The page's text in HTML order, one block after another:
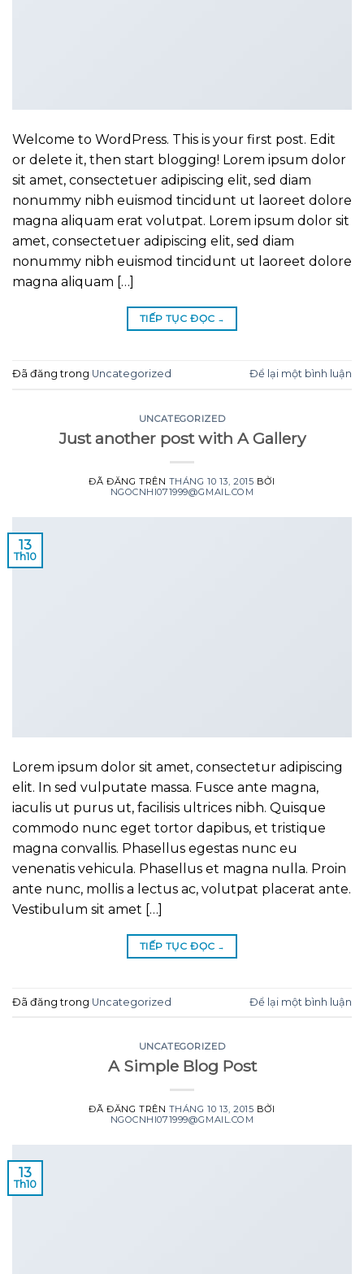
Welcome to WordPress. This is your first post. Edit
or delete it, then start blogging! Lorem ipsum dolor
sit amet, consectetuer adipiscing elit, sed diam
nonummy nibh euismod tincidunt ut laoreet dolore
magna aliquam erat volutpat. Lorem ipsum dolor sit
amet, consectetuer adipiscing elit, sed diam
nonummy nibh euismod tincidunt ut laoreet dolore
magna aliquam […]
TIẾP TỤC ĐỌC →
Đã đăng trong Uncategorized Để lại một bình luận
UNCATEGORIZED
Just another post with A Gallery
ĐÃ ĐĂNG TRÊN THÁNG 10 13, 2015 BỞI
NGOCNHI071999@GMAIL.COM
13
Th10
Lorem ipsum dolor sit amet, consectetur adipiscing
elit. In sed vulputate massa. Fusce ante magna,
iaculis ut purus ut, facilisis ultrices nibh. Quisque
commodo nunc eget tortor dapibus, et tristique
magna convallis. Phasellus egestas nunc eu
venenatis vehicula. Phasellus et magna nulla. Proin
ante nunc, mollis a lectus ac, volutpat placerat ante.
Vestibulum sit amet […]
TIẾP TỤC ĐỌC →
Đã đăng trong Uncategorized Để lại một bình luận
UNCATEGORIZED
A Simple Blog Post
ĐÃ ĐĂNG TRÊN THÁNG 10 13, 2015 BỞI
NGOCNHI071999@GMAIL.COM
13
Th10